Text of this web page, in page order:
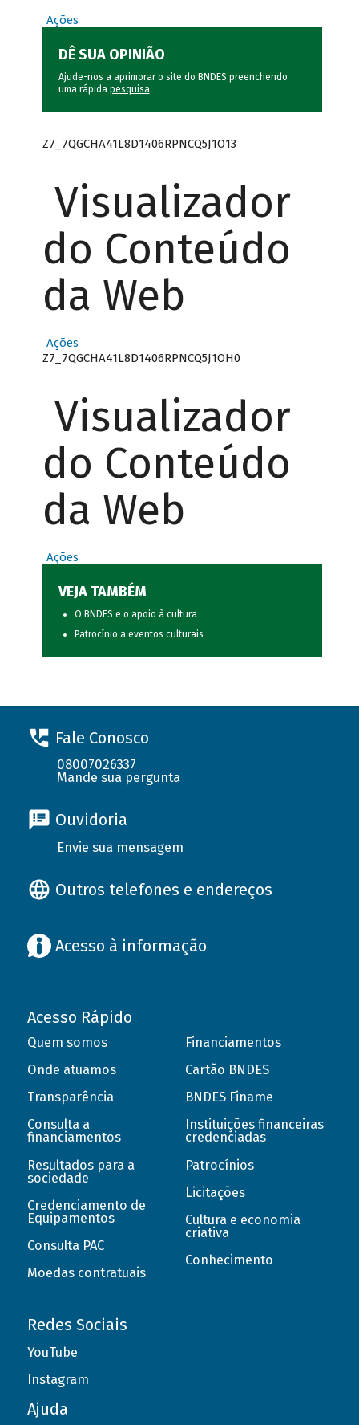
Ações
DÊ SUA OPINIÃO
Ajude-nos a aprimorar o site do BNDES preenchendo
uma rápida pesquisa.
Z7_7QGCHA41L8D1406RPNCQ5J1O13
Visualizador
do Conteúdo
da Web
Ações
Z7_7QGCHA41L8D1406RPNCQ5J1OH0
Visualizador
do Conteúdo
da Web
Ações
VEJA TAMBÉM
O BNDES e o apoio à cultura
Patrocínio a eventos culturais
Fale Conosco
08007026337
Mande sua pergunta
Ouvidoria
Envie sua mensagem
Outros telefones e endereços
Acesso à informação
Acesso Rápido
Quem somos
Onde atuamos
Transparência
Consulta a
financiamentos
Resultados para a
sociedade
Credenciamento de
Equipamentos
Consulta PAC
Moedas contratuais
Financiamentos
Cartão BNDES
BNDES Finame
Instituições financeiras
credenciadas
Patrocínios
Licitações
Cultura e economia
criativa
Conhecimento
Redes Sociais
YouTube
Instagram
Ajuda